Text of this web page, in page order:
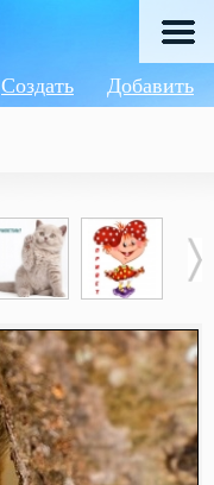
Добавить
Создать